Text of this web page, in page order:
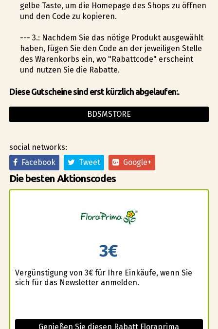
gelbe Taste, um die Homepage des Shops zu öffnen
und den Code zu kopieren.
--- 3.: Nachdem Sie das nötige Produkt ausgewählt
haben, fügen Sie den Code an der jeweiligen Stelle
des Warenkorbs ein, wo "Rabattcode" erscheint
und nutzen Sie die Rabatte.
Diese Gutscheine sind erst kürzlich abgelaufen:.
BDSMSTORE
social networks:
Facebook
Tweet Google+
Die besten Aktionscodes
3€
Vergünstigung von 3€ für Ihre Einkäufe, wenn Sie
sich für das Newsletter anmelden.
Genießen Sie diesen Rabatt Floraprima